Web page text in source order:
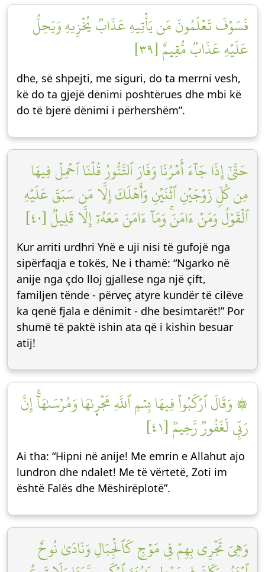
فَسَوۡفَ تَعۡلَمُونَ مَن يَأۡتِيهِ عَذَابٞ يُخۡزِيهِ وَيَحِلُّ
عَلَيۡهِ عَذَابٞ مُّقِيمٌ [٣٩]
dhe, së shpejti, me siguri, do ta merrni vesh,
kë do ta gjejë dënimi poshtërues dhe mbi kë
do të bjerë dënimi i përhershëm”.
حَتَّىٰٓ إِذَا جَآءَ أَمۡرُنَا وَفَارَ ٱلتَّنُّورُ قُلۡنَا ٱحۡمِلۡ فِيهَا
مِن كُلّٖ زَوۡجَيۡنِ ٱثۡنَيۡنِ وَأَهۡلَكَ إِلَّا مَن سَبَقَ عَلَيۡهِ
ٱلۡقَوۡلُ وَمَنۡ ءَامَنَۚ وَمَآ ءَامَنَ مَعَهُۥٓ إِلَّا قَلِيلٞ [٤٠]
Kur arriti urdhri Ynë e uji nisi të gufojë nga
sipërfaqja e tokës, Ne i thamë: “Ngarko në
anije nga çdo lloj gjallese nga një çift,
familjen tënde - përveç atyre kundër të cilëve
ka qenë fjala e dënimit - dhe besimtarët!” Por
shumë të paktë ishin ata që i kishin besuar
atij!
۞ وَقَالَ ٱرۡكَبُواْ فِيهَا بِسۡمِ ٱللَّهِ مَجۡر۪ىٰهَا وَمُرۡسَىٰهَآۚ إِنَّ
رَبِّي لَغَفُورٞ رَّحِيمٞ [٤١]
Ai tha: “Hipni në anije! Me emrin e Allahut ajo
lundron dhe ndalet! Me të vërtetë, Zoti im
është Falës dhe Mëshirëplotë”.
وَهِيَ تَجۡرِي بِهِمۡ فِي مَوۡجٖ كَٱلۡجِبَالِ وَنَادَىٰ نُوحٌ